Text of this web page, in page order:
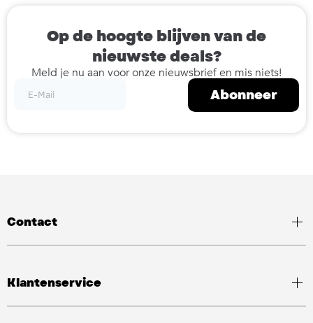
Op de hoogte blijven van de
nieuwste deals?
Meld je nu aan voor onze nieuwsbrief en mis niets!
Abonneer
Contact
Klantenservice